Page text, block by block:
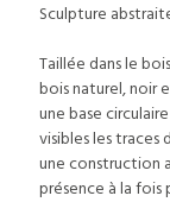
Sculpture
Taillée dans le
bois naturel, noir
une base
visibles les
une construction
présence à la